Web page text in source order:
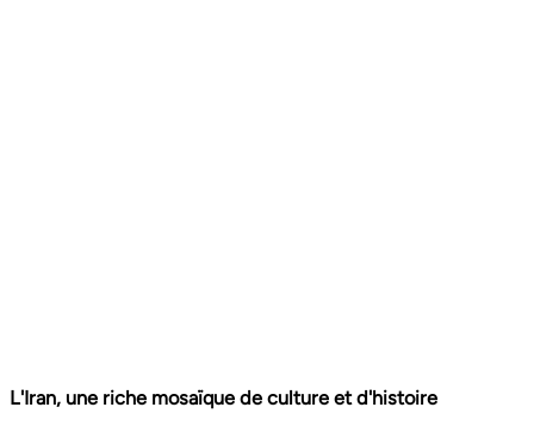
L'Iran, une riche mosaïque de culture et d'histoire